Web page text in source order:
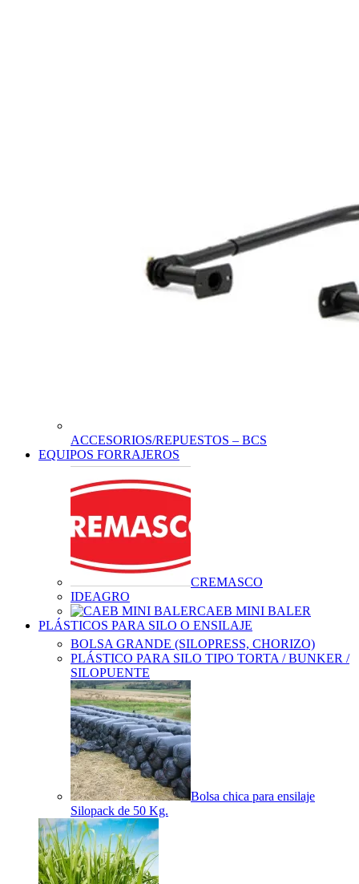
ACCESORIOS/REPUESTOS – BCS
EQUIPOS FORRAJEROS
CREMASCO
IDEAGRO
CAEB MINI BALER
PLÁSTICOS PARA SILO O ENSILAJE
BOLSA GRANDE (SILOPRESS, CHORIZO)
PLÁSTICO PARA SILO TIPO TORTA / BUNKER /
SILOPUENTE
Bolsa chica para ensilaje
Silopack de 50 Kg.